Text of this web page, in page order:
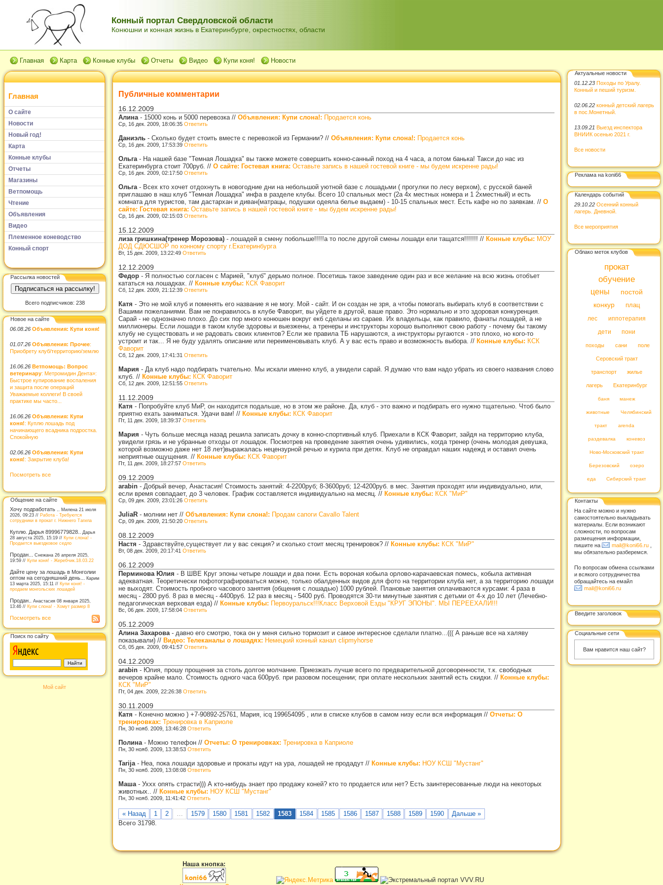
Конный портал Свердловской области
Конюшни и конная жизнь в Екатеринбурге, окрестностях, области
Главная Карта Конные клубы Отчеты Видео Купи коня! Новости
Главная
О сайте
Новости
Новый год!
Карта
Конные клубы
Отчеты
Магазины
Ветпомощь
Чтение
Объявления
Видео
Племенное коневодство
Конный спорт
Рассылка новостей
Всего подписчиков: 238
Новое на сайте
06.08.26 Объявления: Купи коня!
01.07.26 Объявления: Прочее:
Приобрету клуб/территорию/землю
16.06.26 Ветпомощь: Вопрос
ветеринару: Метромидин Дента»:
Быстрое купирование воспаления
и защита после операций
Уважаемые коллеги! В своей
практике мы часто...
16.06.26 Объявления: Купи
коня!: Куплю лошадь под
начинающего всадника подростка.
Спокойную
02.06.26 Объявления: Купи
коня!: Закрытие клуба!
Посмотреть все
Общение на сайте
Хочу подработать .. Милена 21 июля
2026, 09:23 // Работа - Требуются
сотрудники в прокат г. Нижнего Тагила
Куплю. Дарья 89996779828..
Дарья
28 августа 2025, 15:19 // Купи слона! -
Продается выездковое седло
Продан... Снежана 26 апреля 2025,
19:59 // Купи коня! - Жеребчик.18.03.22
Дайте цену за лошадь в Монголии
оптом на сегодняшний день... Карим
13 марта 2025, 15:11 // Купи коня! -
продаем монгольских лошадей
Продан.. Анастасия 08 января 2025,
13:46 // Купи слона! - Хомут размер 8
Посмотреть все
Поиск по сайту
Мой сайт
Публичные комментарии
16.12.2009
Алина - 15000 конь и 5000 перевозка // Объявления: Купи слона!: Продается конь
Ср, 16 дек. 2009, 18:06:35 Ответить
Даниэль - Сколько будет стоить вместе с перевозкой из Германии? // Объявления: Купи слона!: Продается конь
Ср, 16 дек. 2009, 17:53:39 Ответить
Ольга - На нашей базе "Темная Лошадка" вы также можете совершить конно-санный поход на 4 часа, а потом банька! Такси до нас из
Екатеринбурга стоит 700руб. // О сайте: Гостевая книга: Оставьте запись в нашей гостевой книге - мы будем искренне рады!
Ср, 16 дек. 2009, 02:17:50 Ответить
Ольга - Всех кто хочет отдохнуть в новогодние дни на небольшой уютной базе с лошадьми ( прогулки по лесу верхом), с русской баней
приглашаю в наш клуб "Темная Лошадка" инфа в разделе клубы. Всего 10 спальных мест (2а 4х местных номера и 1 2хместный) и есть
комната для туристов, там дастархан и диван(матрацы, подушки одеяла белье выдаем) - 10-15 спальных мест. Есть кафе но по заявкам. // О
сайте: Гостевая книга: Оставьте запись в нашей гостевой книге - мы будем искренне рады!
Ср, 16 дек. 2009, 02:15:03 Ответить
15.12.2009
лиза гришкина(тренер Морозова) - лошадей в смену побольше!!!!!а то после другой смены лошади ели тащатся!!!!!!! // Конные клубы: МОУ
ДОД СДЮСШОР по конному спорту г.Екатеринбурга
Вт, 15 дек. 2009, 13:22:49 Ответить
12.12.2009
Федор - Я полностью согласен с Марией, "клуб" дерьмо полное. Посетишь такое заведение один раз и все желание на всю жизнь отобъет
кататься на лошадках. // Конные клубы: КСК Фаворит
Сб, 12 дек. 2009, 21:12:39 Ответить
Катя - Это не мой клуб и поменять его название я не могу. Мой - сайт. И он создан не зря, а чтобы помогать выбирать клуб в соответствии с
Вашими пожеланиями. Вам не понравилось в клубе Фаворит, вы уйдете в другой, ваше право. Это нормально и это здоровая конкуренция.
Сарай - не однозначно плохо. До сих пор много конюшен вокруг екб сделаны из сараев. Их владельцы, как правило, фанаты лошадей, а не
миллионеры. Если лошади в таком клубе здоровы и выезжены, а тренеры и инструкторы хорошо выполняют свою работу - почему бы такому
клубу не существовать и не радовать своих клиентов? Если же правила ТБ нарушаются, а инструкторы ругаются - это плохо, но кого-то
устроит и так... Я не буду удалять описание или переименовывать клуб. А у вас есть право и возможность выбора. // Конные клубы: КСК
Фаворит
Сб, 12 дек. 2009, 17:41:31 Ответить
Мария - Да клуб надо подбирать тчательно. Мы искали именно клуб, а увидели сарай. Я думаю что вам надо убрать из своего названия слово
клуб. // Конные клубы: КСК Фаворит
Сб, 12 дек. 2009, 12:51:55 Ответить
11.12.2009
Катя - Попробуйте клуб МиР, он находится подальше, но в этом же районе. Да, клуб - это важно и подбирать его нужно тщательно. Чтоб было
приятно ехать заниматься. Удачи вам! // Конные клубы: КСК Фаворит
Пт, 11 дек. 2009, 18:39:37 Ответить
Мария - Чуть больше месяца назад решила записать дочку в конно-спортивный клуб. Приехали в КСК Фаворит, зайдя на территорию клуба,
увидели грязь и не убранные отходы от лошадок. Посмотрев на проведение занятия очень удивились, когда тренер (очень молодая девушка,
которой возможно даже нет 18 лет)выражалась нецензурной речью и курила при детях. Клуб не оправдал наших надежд и оставил очень
неприятные ощущения. // Конные клубы: КСК Фаворит
Пт, 11 дек. 2009, 18:27:57 Ответить
09.12.2009
arabin - Добрый вечер, Анастасия! Стоимость занятий: 4-2200руб; 8-3600руб; 12-4200руб. в мес. Занятия проходят или индивидуально, или,
если время совпадает, до 3 человек. График составляется индивидуально на месяц. // Конные клубы: КСК "МиР"
Ср, 09 дек. 2009, 23:01:26 Ответить
JuliaR - молнии нет // Объявления: Купи слона!: Продам сапоги Cavallo Talent
Ср, 09 дек. 2009, 21:50:20 Ответить
08.12.2009
Настя - Здравствуйте,существует ли у вас секция? и сколько стоит месяц тренировок? // Конные клубы: КСК "МиР"
Вт, 08 дек. 2009, 20:17:41 Ответить
06.12.2009
Перминова Юлия - В ШВЕ Круг эпоны четыре лошади и два пони. Есть вороная кобыла орлово-карачаевская помесь, кобыла активная
адекватная. Теоретически пофотографироваться можно, только обалденных видов для фото на территории клуба нет, а за территорию лошади
не выходят. Стоимость пробного часового занятия (общения с лошадью) 1000 рублей. Плановые занятия оплачиваются курсами: 4 раза в
месяц - 2800 руб. 8 раз в месяц - 4400руб. 12 раз в месяц - 5400 руб. Проводятся 30-ти минутные занятия с детьми от 4-х до 10 лет (Лечебно-
педагогическая верховая езда) // Конные клубы: Первоуральск!!!Класс Верховой Езды "КРУГ ЭПОНЫ". МЫ ПЕРЕЕХАЛИ!!!
Вс, 06 дек. 2009, 17:58:04 Ответить
05.12.2009
Алина Захарова - давно его смотрю, тока он у меня сильно тормозит и самое интересное сделали платно...((( А раньше все на халяву
показывали) // Видео: Телеканалы о лошадях: Немецкий конный канал clipmyhorse
Сб, 05 дек. 2009, 09:41:57 Ответить
04.12.2009
arabin - Юлия, прошу прощения за столь долгое молчание. Приезжать лучше всего по предварительной договоренности, т.к. свободных
вечеров крайне мало. Стоимость одного часа 600руб. при разовом посещении; при оплате нескольких занятий есть скидки. // Конные клубы:
КСК "МиР"
Пт, 04 дек. 2009, 22:26:38 Ответить
30.11.2009
Катя - Конечно можно ) +7-90892-25761, Мария, icq 199654095 , или в списке клубов в самом низу если вся информация // Отчеты: О
тренировках: Тренировка в Каприоле
Пн, 30 нояб. 2009, 13:46:28 Ответить
Полина - Можно телефон // Отчеты: О тренировках: Тренировка в Каприоле
Пн, 30 нояб. 2009, 13:38:53 Ответить
Tarija - Неа, пока лошади здоровые и прокаты идут на ура, лошадей не продадут // Конные клубы: НОУ КСШ "Мустанг"
Пн, 30 нояб. 2009, 13:08:08 Ответить
Маша - Уххх опять страсти))) А кто-нибудь знает про продажу коней? кто то продается или нет? Есть заинтересованные люди на некоторых
животных.. // Конные клубы: НОУ КСШ "Мустанг"
Пн, 30 нояб. 2009, 11:41:42 Ответить
« Назад 1 2 … 1579 1580 1581 1582 1583 1584 1585 1586 1587 1588 1589 1590
Дальше »
Всего 31798.
Актуальные новости
01.12.23 Походы по Уралу.
Конный и пеший туризм.
02.06.22 конный детский лагерь
в пос.Монетный.
13.09.21 Выезд инспектора
ВНИИК осенью 2021 г.
Все новости
Реклама на koni66
Календарь событий
29.10.22 Осенний конный
лагерь. Дневной.
Все мероприятия
Облако меток клубов
прокат
обучение
цены
постой
конкур
плац
лес
иппотерапия
дети
пони
походы сани поле
Серовский тракт
транспорт жилье
лагерь Екатеринбург
баня манеж
животные Челябинский
тракт arenda
раздевалка коневоз
Ново-Московский тракт
Березовский озеро
еда Сибирский тракт
Контакты
На сайте можно и нужно
самостоятельно выкладывать
материалы. Если возникают
сложности, по вопросам
размещения информации,
пишите на
mail@koni66.ru
мы обязательно разберемся.
По вопросам обмена ссылками
и всякого сотрудничества
обращайтесь на емайл
mail@koni66.ru
Введите заголовок
Социальные сети
Вам нравится наш сайт?
Наша кнопка: